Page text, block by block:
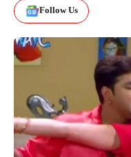
Follow Us